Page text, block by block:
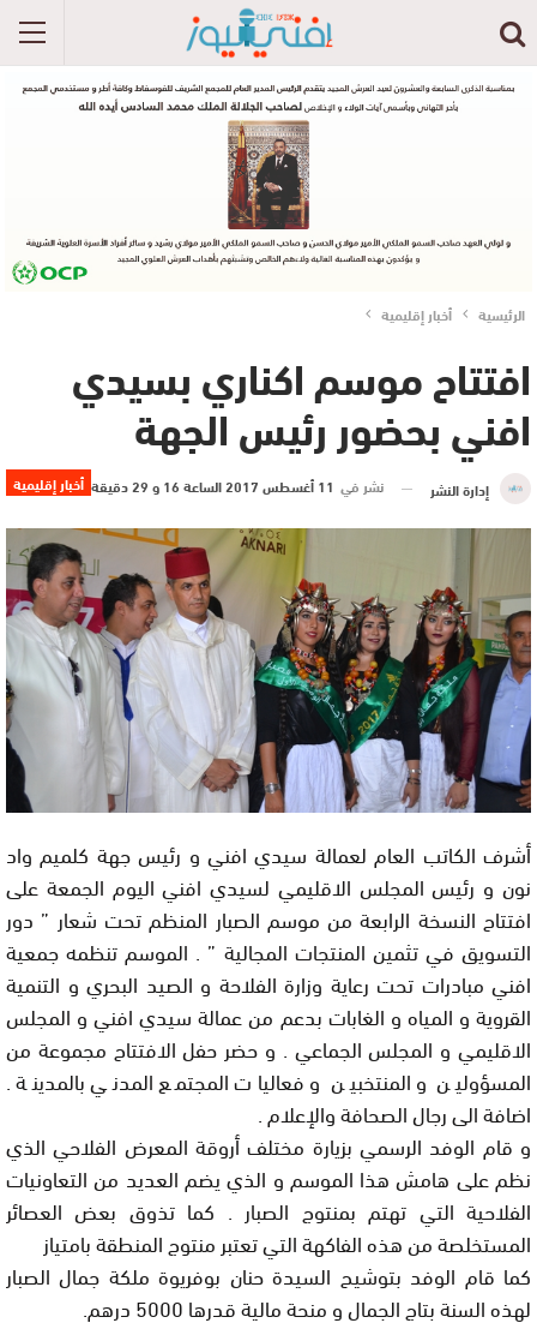
الرئيسية أخبار إقليمية
افتتاح موسم اكناري بسيدي
افني بحضور رئيس الجهة
أخبار إقليمية إدارة النشر نشر في 11 أغسطس 2017 الساعة 16 و 29 دقيقة
أشرف الكاتب العام لعمالة سيدي افني و رئيس جهة كلميم واد
نون و رئيس المجلس الاقليمي لسيدي افني اليوم الجمعة على
افتتاح النسخة الرابعة من موسم الصبار المنظم تحت شعار ” دور
التسويق في تثمين المنتجات المجالية ” . الموسم تنظمه جمعية
افني مبادرات تحت رعاية وزارة الفلاحة و الصيد البحري و التنمية
القروية و المياه و الغابات بدعم من عمالة سيدي افني و المجلس
الاقليمي و المجلس الجماعي . و حضر حفل الافتتاح مجموعة من
المسؤولين و المنتخبين و فعاليات المجتمع المدني بالمدينة .
اضافة الى رجال الصحافة والإعلام .
و قام الوفد الرسمي بزيارة مختلف أروقة المعرض الفلاحي الذي
نظم على هامش هذا الموسم و الذي يضم العديد من التعاونيات
الفلاحية التي تهتم بمنتوج الصبار . كما تذوق بعض العصائر
المستخلصة من هذه الفاكهة التي تعتبر منتوج المنطقة بامتياز
كما قام الوفد بتوشيح السيدة حنان بوفريوة ملكة جمال الصبار
لهذه السنة بتاج الجمال و منحة مالية قدرها 5000 درهم.